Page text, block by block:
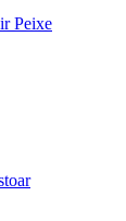
Peixe